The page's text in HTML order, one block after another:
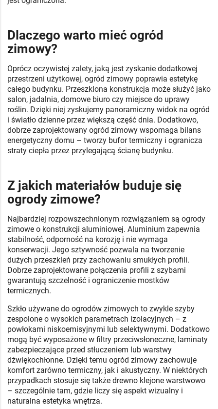
Dlaczego warto mieć ogród
zimowy?
Oprócz oczywistej zalety, jaką jest zyskanie dodatkowej
przestrzeni użytkowej, ogród zimowy poprawia estetykę
całego budynku. Przeszklona konstrukcja może służyć jako
salon, jadalnia, domowe biuro czy miejsce do uprawy
roślin. Dzięki niej zyskujemy panoramiczny widok na ogród
i światło dzienne przez większą część dnia. Dodatkowo,
dobrze zaprojektowany ogród zimowy wspomaga bilans
energetyczny domu – tworzy bufor termiczny i ogranicza
straty ciepła przez przylegającą ścianę budynku.
Z jakich materiałów buduje się
ogrody zimowe?
Najbardziej rozpowszechnionym rozwiązaniem są ogrody
zimowe o konstrukcji aluminiowej. Aluminium zapewnia
stabilność, odporność na korozję i nie wymaga
konserwacji. Jego sztywność pozwala na tworzenie
dużych przeszkleń przy zachowaniu smukłych profili.
Dobrze zaprojektowane połączenia profili z szybami
gwarantują szczelność i ograniczenie mostków
termicznych.
Szkło używane do ogrodów zimowych to zwykle szyby
zespolone o wysokich parametrach izolacyjnych – z
powłokami niskoemisyjnymi lub selektywnymi. Dodatkowo
mogą być wyposażone w filtry przeciwsłoneczne, laminaty
zabezpieczające przed stłuczeniem lub warstwy
dźwiękochłonne. Dzięki temu ogród zimowy zachowuje
komfort zarówno termiczny, jak i akustyczny. W niektórych
przypadkach stosuje się także drewno klejone warstwowo
– szczególnie tam, gdzie liczy się aspekt wizualny i
naturalna estetyka wnętrza.